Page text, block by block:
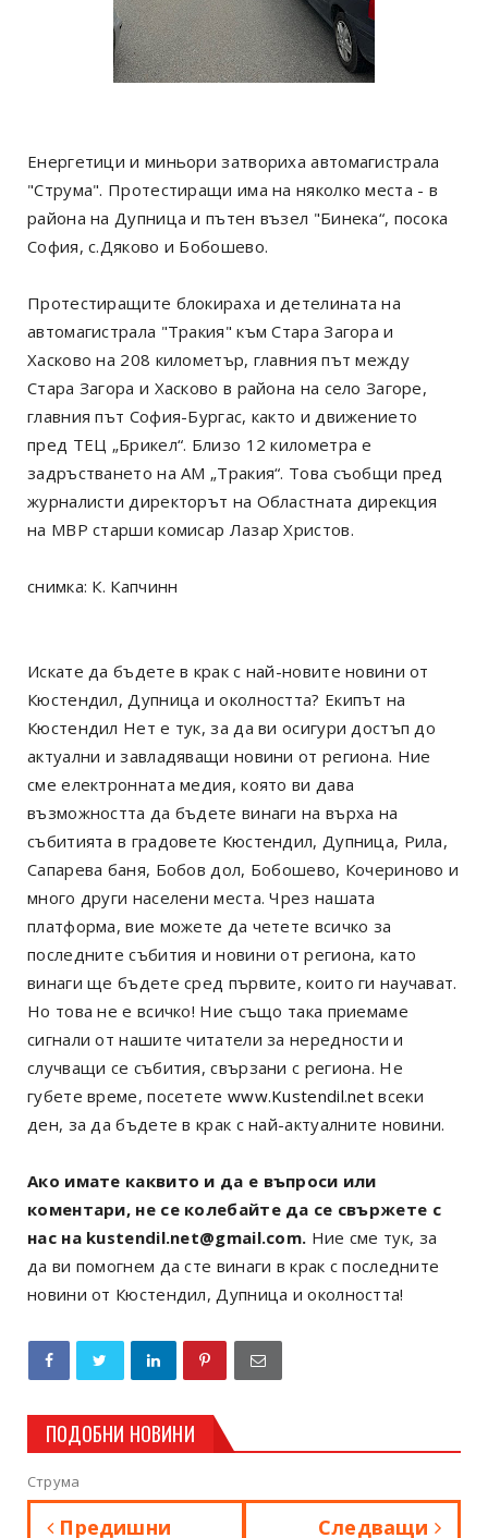
Енергетици и миньори затвориха автомагистрала
"Струма". Протестиращи има на няколко места - в
района на Дупница и пътен възел "Бинека“, посока
София, с.Дяково и Бобошево.
Протестиращите блокираха и детелината на
автомагистрала "Тракия" към Стара Загора и
Хасково на 208 километър, главния път между
Стара Загора и Хасково в района на село Загоре,
главния път София-Бургас, както и движението
пред ТЕЦ „Брикел“. Близо 12 километра е
задръстването на АМ „Тракия“. Това съобщи пред
журналисти директорът на Областната дирекция
на МВР старши комисар Лазар Христов.
снимка: К. Капчинн
Искате да бъдете в крак с най-новите новини от
Кюстендил, Дупница и околността? Екипът на
Кюстендил Нет е тук, за да ви осигури достъп до
актуални и завладяващи новини от региона. Ние
сме електронната медия, която ви дава
възможността да бъдете винаги на върха на
събитията в градовете Кюстендил, Дупница, Рила,
Сапарева баня, Бобов дол, Бобошево, Кочериново и
много други населени места. Чрез нашата
платформа, вие можете да четете всичко за
последните събития и новини от региона, като
винаги ще бъдете сред първите, които ги научават.
Но това не е всичко! Ние също така приемаме
сигнали от нашите читатели за нередности и
случващи се събития, свързани с региона. Не
губете време, посетете www.Kustendil.net всеки
ден, за да бъдете в крак с най-актуалните новини.
Ако имате каквито и да е въпроси или
коментари, не се колебайте да се свържете с
нас на kustendil.net@gmail.com. Ние сме тук, за
да ви помогнем да сте винаги в крак с последните
новини от Кюстендил, Дупница и околността!
ПОДОБНИ НОВИНИ
Струма
Предишни Следващи